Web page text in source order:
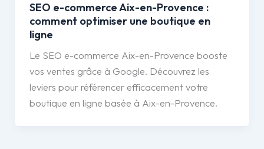
SEO e-commerce Aix-en-Provence :
comment optimiser une boutique en
ligne
Le SEO e-commerce Aix-en-Provence booste
vos ventes grâce à Google. Découvrez les
leviers pour référencer efficacement votre
boutique en ligne basée à Aix-en-Provence.